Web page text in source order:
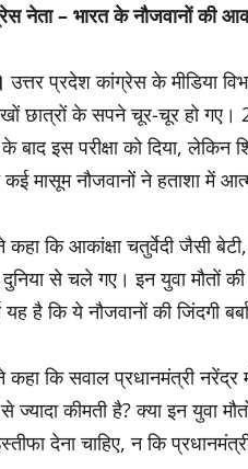
नेता – भारत के नौजवानों की
उत्तर प्रदेश कांग्रेस के मीडिया
छात्रों के सपने चूर-चूर हो गए।
के बाद इस परीक्षा को दिया,
मासूम नौजवानों ने हताशा में
कहा कि आकांक्षा चतुर्वेदी जैसी
से चले गए। इन युवा मौतों की
यह है कि ये नौजवानों की जिंदगी
कहा कि सवाल प्रधानमंत्री नरेंद्र
ज्यादा कीमती है? क्या इन युवा
देना चाहिए, न कि